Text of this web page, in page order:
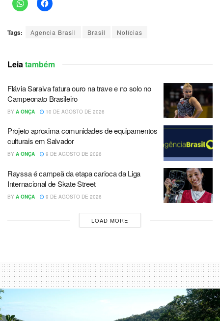
Tags: Agencia Brasil Brasil Notícias
Leia também
Flávia Saraiva fatura ouro na trave e no solo no
Campeonato Brasileiro
BY A ONÇA 10 DE AGOSTO DE 2026
Projeto aproxima comunidades de equipamentos
culturais em Salvador
BY A ONÇA 9 DE AGOSTO DE 2026
Rayssa é campeã da etapa carioca da Liga
Internacional de Skate Street
BY A ONÇA 9 DE AGOSTO DE 2026
LOAD MORE